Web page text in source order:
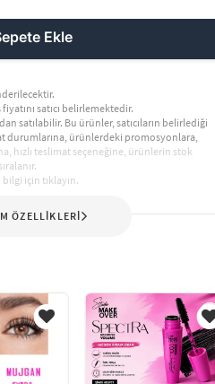
Ekle
satıcı belirlemektedir.
satılabilir. Bu ürünler, satıcıların belirlediği
durumlarına, ürünlerdeki promosyonlara,
hızlı teslimat seçeneğine, ürünlerin stok
için tıklayın.
ÖZELLİKLERİ